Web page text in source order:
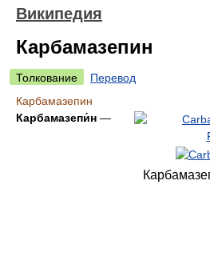
Википедия
Карбамазепин
Толкование
Перевод
Карбамазепин
Карбамазепи́н —